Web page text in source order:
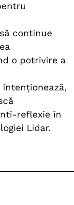
continue
o potrivire a
reflexie în
Lidar.